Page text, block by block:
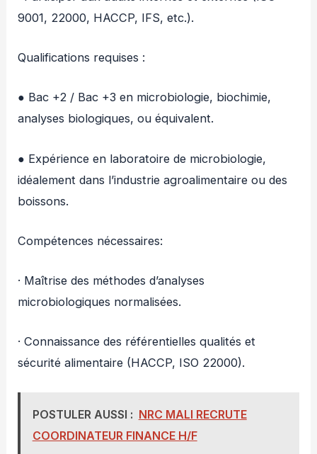
9001, 22000, HACCP, IFS, etc.).
Qualifications requises :
● Bac +2 / Bac +3 en microbiologie, biochimie,
analyses biologiques, ou équivalent.
● Expérience en laboratoire de microbiologie,
idéalement dans l’industrie agroalimentaire ou des
boissons.
Compétences nécessaires:
· Maîtrise des méthodes d’analyses
microbiologiques normalisées.
· Connaissance des référentielles qualités et
sécurité alimentaire (HACCP, ISO 22000).
POSTULER AUSSI : NRC MALI RECRUTE
COORDINATEUR FINANCE H/F